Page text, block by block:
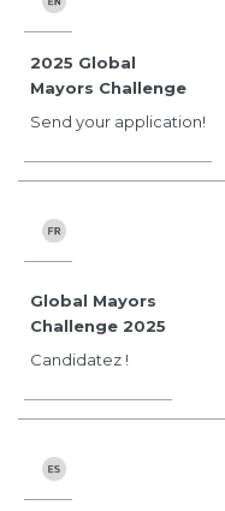
2025 Global
Mayors Challenge
Send your application!
Global Mayors
Challenge 2025
Candidatez !